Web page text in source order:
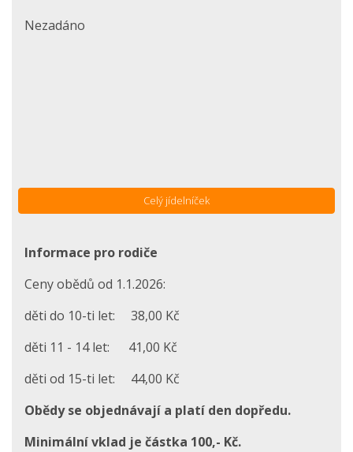
Nezadáno
Celý jídelníček
Informace pro rodiče
Ceny obědů od 1.1.2026:
děti do 10-ti let: 38,00 Kč
děti 11 - 14 let: 41,00 Kč
děti od 15-ti let: 44,00 Kč
Obědy se objednávají a platí den dopředu.
Minimální vklad je částka 100,- Kč.